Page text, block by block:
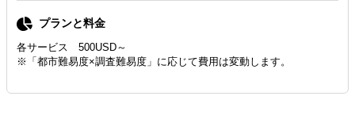
プランと料金
各サービス 500USD～
※「都市難易度×調査難易度」に応じて費用は変動します。